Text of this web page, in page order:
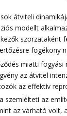
átviteli
modellt
szorzataként
fogékony
miatti
az átvitel
az effektív
szemlélteti az
az várható volt,